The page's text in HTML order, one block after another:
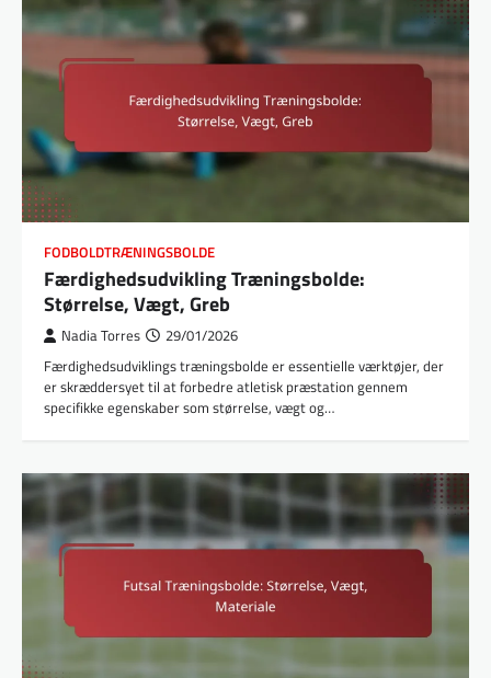
FODBOLDTRÆNINGSBOLDE
Færdighedsudvikling Træningsbolde:
Størrelse, Vægt, Greb
Nadia Torres 29/01/2026
Færdighedsudviklings træningsbolde er essentielle værktøjer, der
er skræddersyet til at forbedre atletisk præstation gennem
specifikke egenskaber som størrelse, vægt og…